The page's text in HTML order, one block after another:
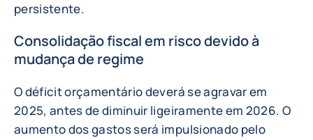
persistente.
Consolidação fiscal em risco devido à
mudança de regime
O déficit orçamentário deverá se agravar em
2025, antes de diminuir ligeiramente em 2026. O
aumento dos gastos será impulsionado pelo